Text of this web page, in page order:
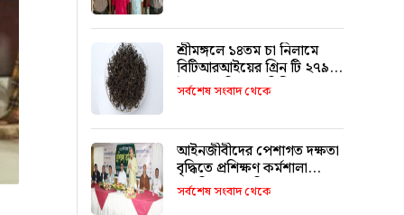
শ্রীমঙ্গলে ১৪তম চা নিলামে
বিটিআরআইয়ের গ্রিন টি ২৭৯০
টাকা কেজি দরে বিক্রি
সর্বশেষ সংবাদ থেকে
আইনজীবীদের পেশাগত দক্ষতা
বৃদ্ধিতে প্রশিক্ষণ কর্মশালা
অপরিহার্য: এমপি এমরান
আহমদ চৌধুরী
সর্বশেষ সংবাদ থেকে